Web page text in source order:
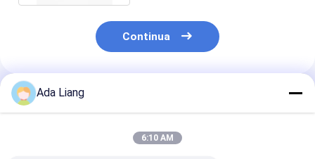
Continua
Prodotti Raccomandati
Ada Liang
6:10 AM